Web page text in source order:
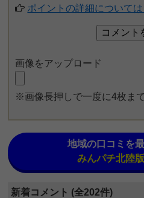
ポイントの詳細について
画像をアップロード
※画像長押しで一度に4枚ま
地域の口コミを
みんパチ北陸版
新着コメント (全202件)